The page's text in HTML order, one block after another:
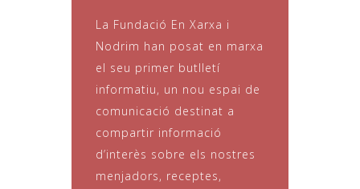
La Fundació En Xarxa i
Nodrim han posat en marxa
el seu primer butlletí
informatiu, un nou espai de
comunicació destinat a
compartir informació
d’interès sobre els nostres
menjadors, receptes,